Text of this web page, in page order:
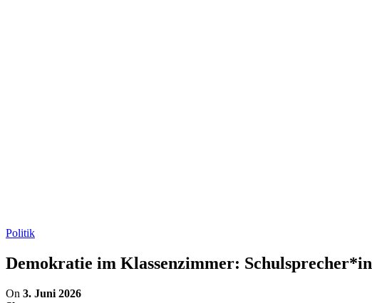
Politik
Demokratie im Klassenzimmer:
On 3. Juni 2026